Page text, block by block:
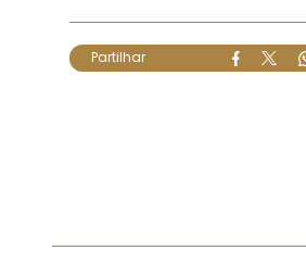
Partilhar